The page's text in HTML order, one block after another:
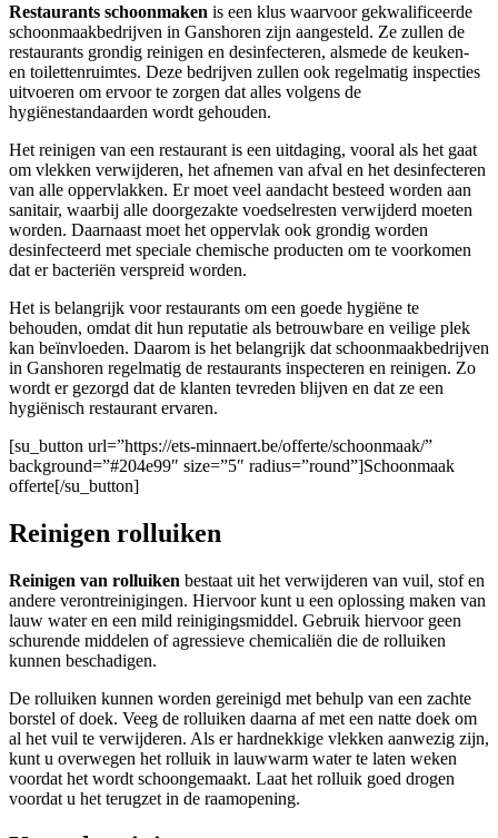
Restaurants schoonmaken is een klus waarvoor gekwalificeerde
schoonmaakbedrijven in Ganshoren zijn aangesteld. Ze zullen de
restaurants grondig reinigen en desinfecteren, alsmede de keuken-
en toilettenruimtes. Deze bedrijven zullen ook regelmatig inspecties
uitvoeren om ervoor te zorgen dat alles volgens de
hygiënestandaarden wordt gehouden.
Het reinigen van een restaurant is een uitdaging, vooral als het gaat
om vlekken verwijderen, het afnemen van afval en het desinfecteren
van alle oppervlakken. Er moet veel aandacht besteed worden aan
sanitair, waarbij alle doorgezakte voedselresten verwijderd moeten
worden. Daarnaast moet het oppervlak ook grondig worden
desinfecteerd met speciale chemische producten om te voorkomen
dat er bacteriën verspreid worden.
Het is belangrijk voor restaurants om een goede hygiëne te
behouden, omdat dit hun reputatie als betrouwbare en veilige plek
kan beïnvloeden. Daarom is het belangrijk dat schoonmaakbedrijven
in Ganshoren regelmatig de restaurants inspecteren en reinigen. Zo
wordt er gezorgd dat de klanten tevreden blijven en dat ze een
hygiënisch restaurant ervaren.
[su_button url=”https://ets-minnaert.be/offerte/schoonmaak/”
background=”#204e99″ size=”5″ radius=”round”]Schoonmaak
offerte[/su_button]
Reinigen rolluiken
Reinigen van rolluiken bestaat uit het verwijderen van vuil, stof en
andere verontreinigingen. Hiervoor kunt u een oplossing maken van
lauw water en een mild reinigingsmiddel. Gebruik hiervoor geen
schurende middelen of agressieve chemicaliën die de rolluiken
kunnen beschadigen.
De rolluiken kunnen worden gereinigd met behulp van een zachte
borstel of doek. Veeg de rolluiken daarna af met een natte doek om
al het vuil te verwijderen. Als er hardnekkige vlekken aanwezig zijn,
kunt u overwegen het rolluik in lauwwarm water te laten weken
voordat het wordt schoongemaakt. Laat het rolluik goed drogen
voordat u het terugzet in de raamopening.